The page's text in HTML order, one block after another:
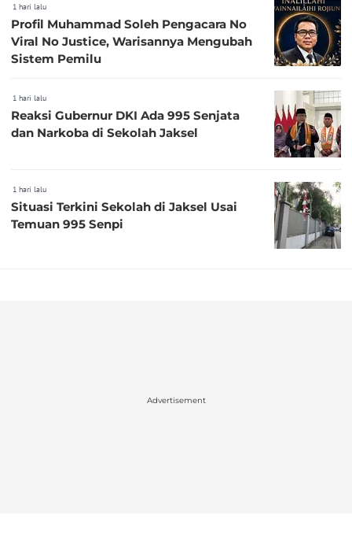
1 hari lalu
Profil Muhammad Soleh Pengacara No
Viral No Justice, Warisannya Mengubah
Sistem Pemilu
1 hari lalu
Reaksi Gubernur DKI Ada 995 Senjata
dan Narkoba di Sekolah Jaksel
1 hari lalu
Situasi Terkini Sekolah di Jaksel Usai
Temuan 995 Senpi
Advertisement